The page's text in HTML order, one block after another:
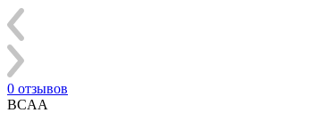
0 отзывов
BCAA